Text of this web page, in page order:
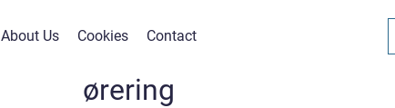
About Us Cookies Contact
ørering